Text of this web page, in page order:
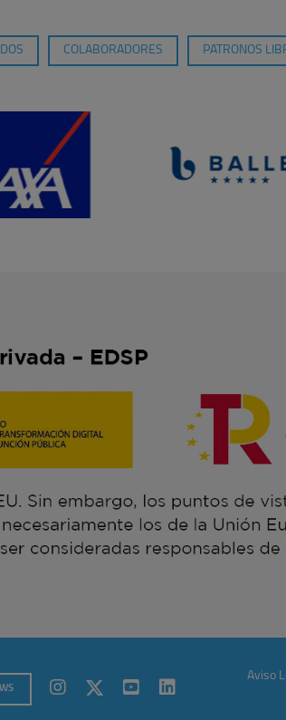
COLABORADORES PATRONOS
Aviso